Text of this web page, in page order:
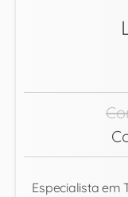
Especialista em